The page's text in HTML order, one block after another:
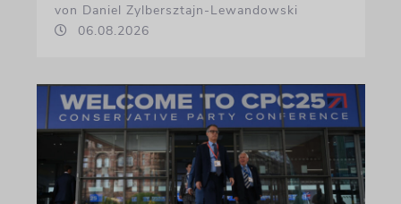
von Daniel Zylbersztajn-Lewandowski
06.08.2026